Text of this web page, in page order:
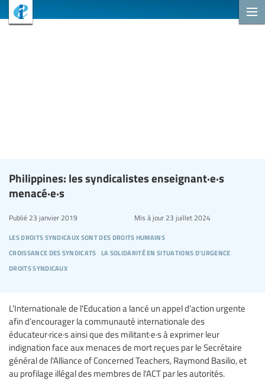
Philippines: les syndicalistes enseignant·e·s
menacé·e·s
les droits syndicaux sont des droits humains
croissance des syndicats la solidarité en situations d'urgence
droits syndicaux
Publié 23 janvier 2019 Mis à jour23 juillet 2024
L'Internationale de l'Education a lancé un appel d'action urgente
afin d’encourager la communauté internationale des
éducateur·rice·s ainsi que des militant·e·s à exprimer leur
indignation face aux menaces de mort reçues par le Secrétaire
général de l'Alliance of Concerned Teachers, Raymond Basilio, et
au profilage illégal des membres de l'ACT par les autorités.